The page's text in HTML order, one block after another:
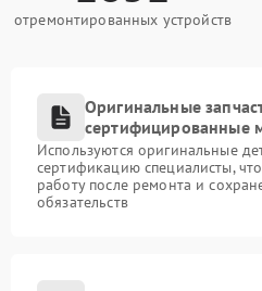
отремонтированных устройств
Оригинальные
сертифицированные
Используются оригинальные
сертификацию специалисты,
работу после ремонта и
обязательств